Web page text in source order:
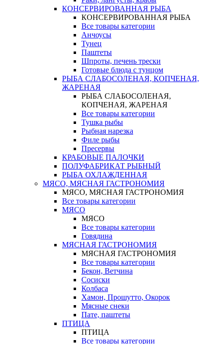
КОНСЕРВИРОВАННАЯ РЫБА
КОНСЕРВИРОВАННАЯ РЫБА
Все товары категории
Анчоусы
Тунец
Паштеты
Шпроты, печень трески
Готовые блюда с тунцом
РЫБА СЛАБОСОЛЕНАЯ, КОПЧЕНАЯ,
ЖАРЕНАЯ
РЫБА СЛАБОСОЛЕНАЯ,
КОПЧЕНАЯ, ЖАРЕНАЯ
Все товары категории
Тушка рыбы
Рыбная нарезка
Филе рыбы
Пресервы
КРАБОВЫЕ ПАЛОЧКИ
ПОЛУФАБРИКАТ РЫБНЫЙ
РЫБА ОХЛАЖДЕННАЯ
МЯСО, МЯСНАЯ ГАСТРОНОМИЯ
МЯСО, МЯСНАЯ ГАСТРОНОМИЯ
Все товары категории
МЯСО
МЯСО
Все товары категории
Говядина
МЯСНАЯ ГАСТРОНОМИЯ
МЯСНАЯ ГАСТРОНОМИЯ
Все товары категории
Бекон, Ветчина
Сосиски
Колбаса
Хамон, Прошутто, Окорок
Мясные снеки
Пате, паштеты
ПТИЦА
ПТИЦА
Все товары категории